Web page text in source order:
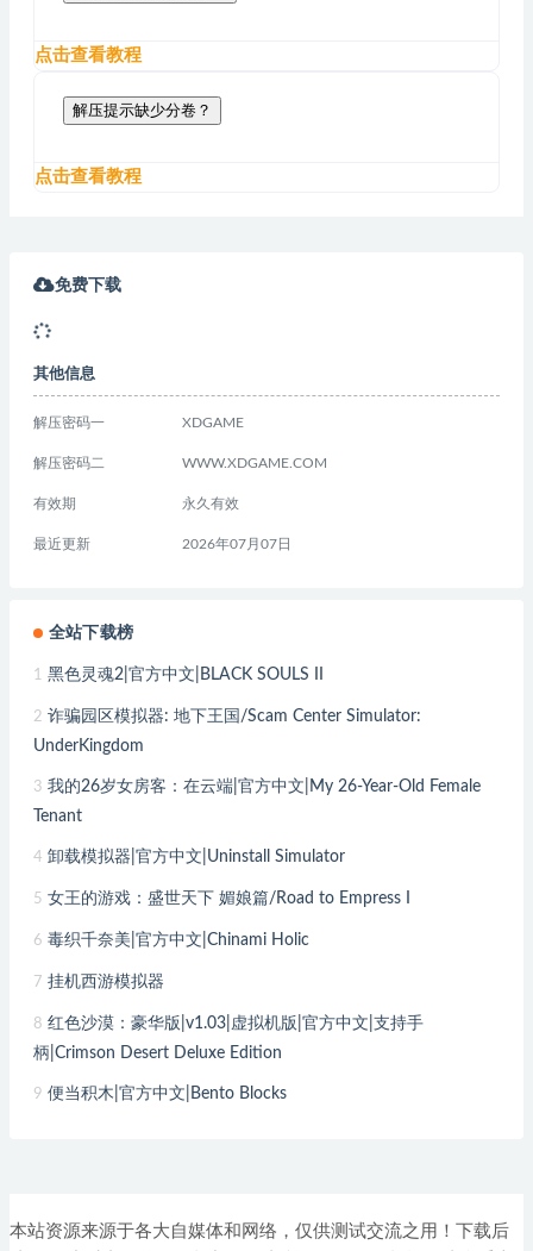
点击查看教程
解压提示缺少分卷？
点击查看教程
免费下载
其他信息
解压密码一 XDGAME
解压密码二 WWW.XDGAME.COM
有效期 永久有效
最近更新 2026年07月07日
全站下载榜
1 黑色灵魂2|官方中文|BLACK SOULS II
2 诈骗园区模拟器: 地下王国/Scam Center Simulator:
UnderKingdom
3 我的26岁女房客：在云端|官方中文|My 26-Year-Old Female
Tenant
4 卸载模拟器|官方中文|Uninstall Simulator
5 女王的游戏：盛世天下 媚娘篇/Road to Empress I
6 毒织千奈美|官方中文|Chinami Holic
7 挂机西游模拟器
8 红色沙漠：豪华版|v1.03|虚拟机版|官方中文|支持手
柄|Crimson Desert Deluxe Edition
9 便当积木|官方中文|Bento Blocks
本站资源来源于各大自媒体和网络，仅供测试交流之用！下载后